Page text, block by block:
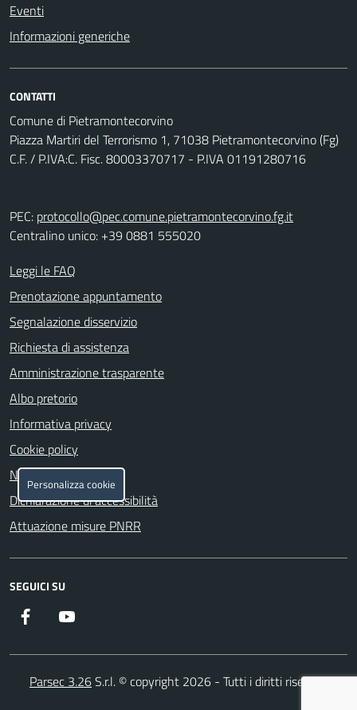
Eventi
Informazioni generiche
CONTATTI
Comune di Pietramontecorvino
Piazza Martiri del Terrorismo 1, 71038 Pietramontecorvino (Fg)
C.F. / P.IVA:C. Fisc. 80003370717 - P.IVA 01191280716
PEC: protocollo@pec.comune.pietramontecorvino.fg.it
Centralino unico: +39 0881 555020
Leggi le FAQ
Prenotazione appuntamento
Segnalazione disservizio
Richiesta di assistenza
Amministrazione trasparente
Albo pretorio
Informativa privacy
Cookie policy
Note legali
Dichiarazione di accessibilità
Attuazione misure PNRR
SEGUICI SU
Facebook
Parsec 3.26S.r.l. © copyright 2026 - Tutti i diritti riservati
Personalizza cookie